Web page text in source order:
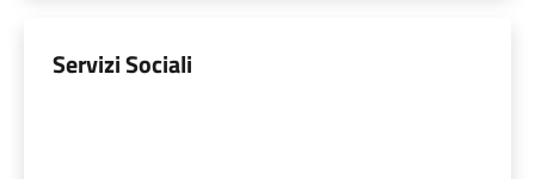
Servizi Sociali